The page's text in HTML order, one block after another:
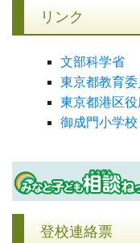
リンク
文部科学省
東京都教育委
東京都港区役
御成門小学校
登校連絡票